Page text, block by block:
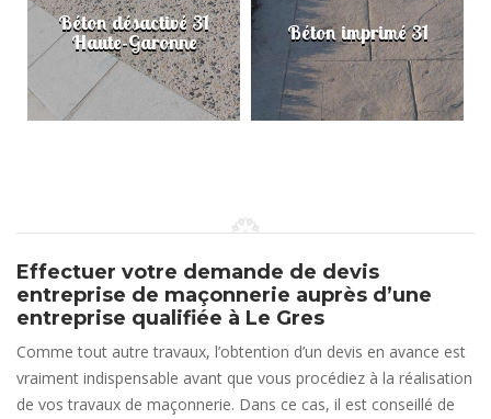
Béton désactivé 31
Haute-Garonne Béton imprimé 31
Effectuer votre demande de devis
entreprise de maçonnerie auprès d’une
entreprise qualifiée à Le Gres
Comme tout autre travaux, l’obtention d’un devis en avance est
vraiment indispensable avant que vous procédiez à la réalisation
de vos travaux de maçonnerie. Dans ce cas, il est conseillé de